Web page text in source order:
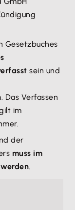
Gesetzbuches
sein und
Das Verfassen
im
der
muss im
.